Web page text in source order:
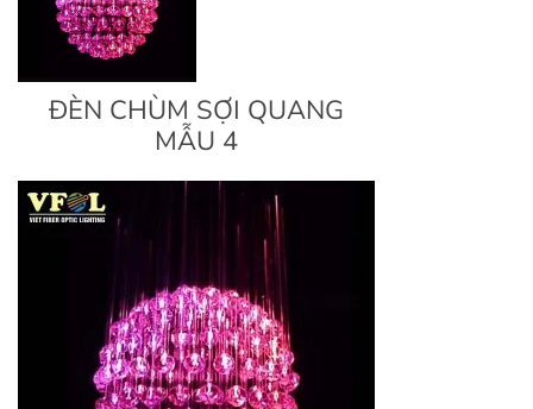
ĐÈN CHÙM SỢI QUANG
MẪU 4